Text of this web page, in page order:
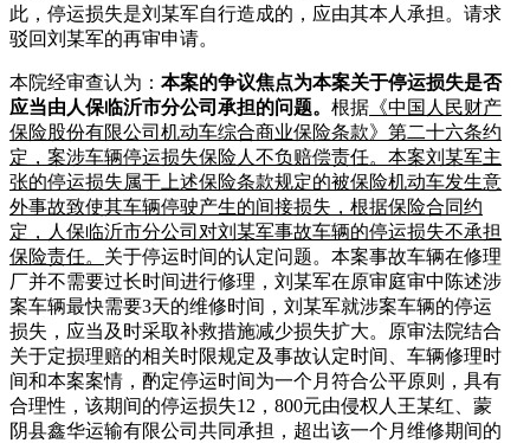
此，停运损失是刘某军自行造成的，应由其本人承担。请求
驳回刘某军的再审申请。
本院经审查认为： 本案的争议焦点为本案关于停运损失是否
应当由人保临沂市分公司承担的问题。 根据 《中国人民财产
保险股份有限公司机动车综合商业保险条款》第二十六条约
定，案涉车辆停运损失保险人不负赔偿责任。本案刘某军主
张的停运损失属于上述保险条款规定的被保险机动车发生意
外事故致使其车辆停驶产生的间接损失，根据保险合同约
定，人保临沂市分公司对刘某军事故车辆的停运损失不承担
保险责任。 关于停运时间的认定问题。本案事故车辆在修理
厂并不需要过长时间进行修理，刘某军在原审庭审中陈述涉
案车辆最快需要3天的维修时间，刘某军就涉案车辆的停运
损失，应当及时采取补救措施减少损失扩大。原审法院结合
关于定损理赔的相关时限规定及事故认定时间、车辆修理时
间和本案案情，酌定停运时间为一个月符合公平原则，具有
合理性，该期间的停运损失12，800元由侵权人王某红、蒙
阴县鑫华运输有限公司共同承担，超出该一个月维修期间的